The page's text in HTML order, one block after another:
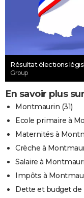
Résultat élections
Group
En savoir plus
Montmaurin (31)
Ecole primaire à
Maternités à
Crèche à
Salaire à
Impôts à
Dette et budget